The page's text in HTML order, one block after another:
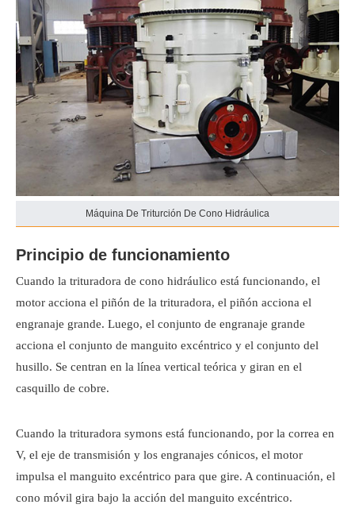
Máquina De Triturción De Cono Hidráulica
Principio de funcionamiento
Cuando la trituradora de cono hidráulico está funcionando, el
motor acciona el piñón de la trituradora, el piñón acciona el
engranaje grande. Luego, el conjunto de engranaje grande
acciona el conjunto de manguito excéntrico y el conjunto del
husillo. Se centran en la línea vertical teórica y giran en el
casquillo de cobre.
Cuando la trituradora symons está funcionando, por la correa en
V, el eje de transmisión y los engranajes cónicos, el motor
impulsa el manguito excéntrico para que gire. A continuación, el
cono móvil gira bajo la acción del manguito excéntrico.